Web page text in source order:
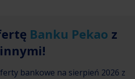
Banku Pekao z
innymi!
bankowe na sierpień 2026 z